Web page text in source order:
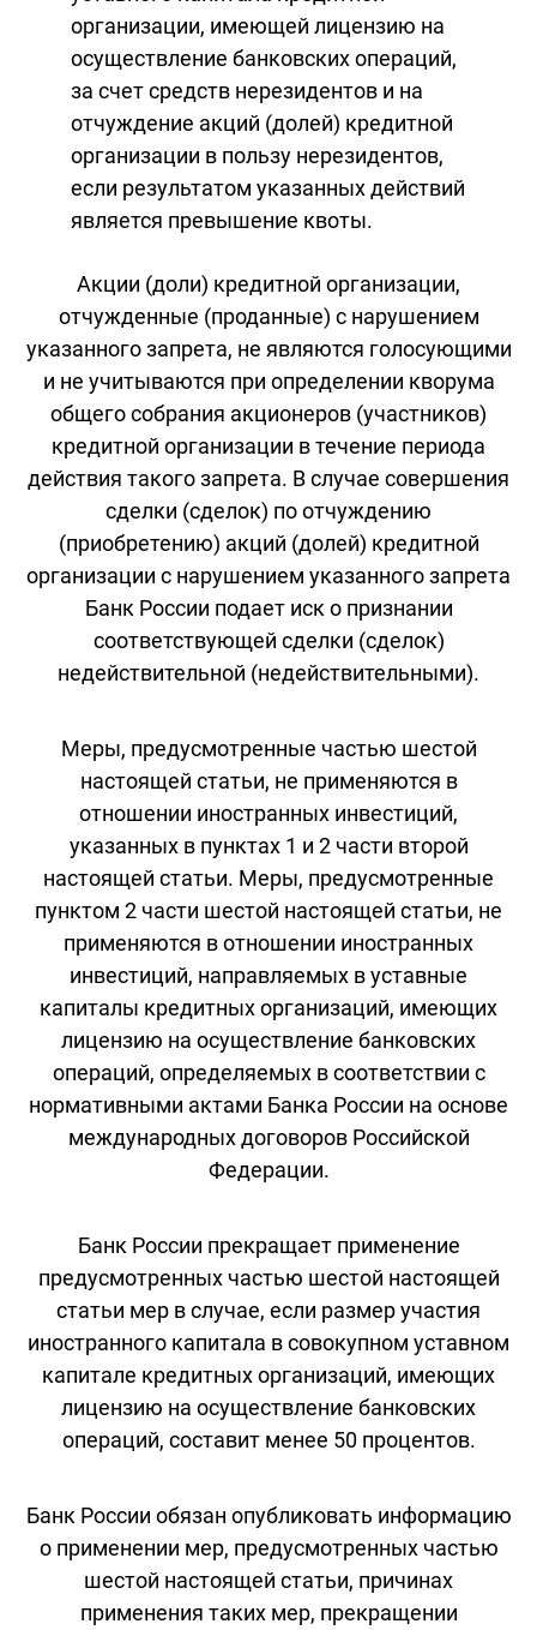
организации, имеющей лицензию на
осуществление банковских операций,
за счет средств нерезидентов и на
отчуждение акций (долей) кредитной
организации в пользу нерезидентов,
если результатом указанных действий
является превышение квоты.
Акции (доли) кредитной организации,
отчужденные (проданные) с нарушением
указанного запрета, не являются голосующими
и не учитываются при определении кворума
общего собрания акционеров (участников)
кредитной организации в течение периода
действия такого запрета. В случае совершения
сделки (сделок) по отчуждению
(приобретению) акций (долей) кредитной
организации с нарушением указанного запрета
Банк России подает иск о признании
соответствующей сделки (сделок)
недействительной (недействительными).
Меры, предусмотренные частью шестой
настоящей статьи, не применяются в
отношении иностранных инвестиций,
указанных в пунктах 1 и 2 части второй
настоящей статьи. Меры, предусмотренные
пунктом 2 части шестой настоящей статьи, не
применяются в отношении иностранных
инвестиций, направляемых в уставные
капиталы кредитных организаций, имеющих
лицензию на осуществление банковских
операций, определяемых в соответствии с
нормативными актами Банка России на основе
международных договоров Российской
Федерации.
Банк России прекращает применение
предусмотренных частью шестой настоящей
статьи мер в случае, если размер участия
иностранного капитала в совокупном уставном
капитале кредитных организаций, имеющих
лицензию на осуществление банковских
операций, составит менее 50 процентов.
Банк России обязан опубликовать информацию
о применении мер, предусмотренных частью
шестой настоящей статьи, причинах
применения таких мер, прекращении